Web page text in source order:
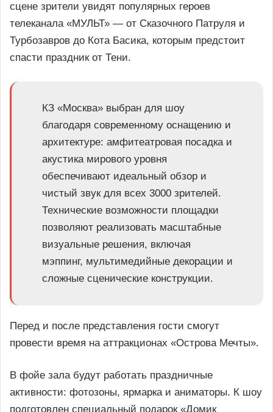
сцене зрители увидят популярных героев
телеканала «МУЛЬТ» — от Сказочного Патруля и
Турбозавров до Кота Басика, которым предстоит
спасти праздник от Тени.
КЗ «Москва» выбран для шоу
благодаря современному оснащению и
архитектуре: амфитеатровая посадка и
акустика мирового уровня
обеспечивают идеальный обзор и
чистый звук для всех 3000 зрителей.
Технические возможности площадки
позволяют реализовать масштабные
визуальные решения, включая
мэппинг, мультимедийные декорации и
сложные сценические конструкции.
Перед и после представления гости смогут
провести время на аттракционах «Острова Мечты».
В фойе зала будут работать праздничные
активности: фотозоны, ярмарка и аниматоры. К шоу
подготовлен специальный подарок «Домик